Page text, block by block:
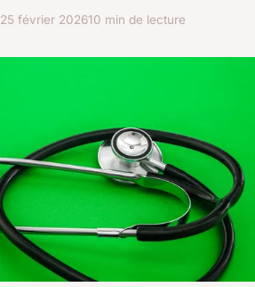
25 février 202610 min de lecture